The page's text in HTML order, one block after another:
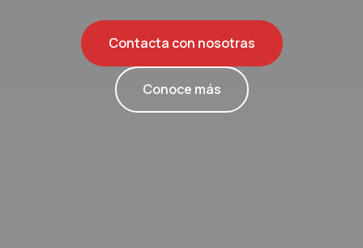
Contacta con nosotras
Conoce más